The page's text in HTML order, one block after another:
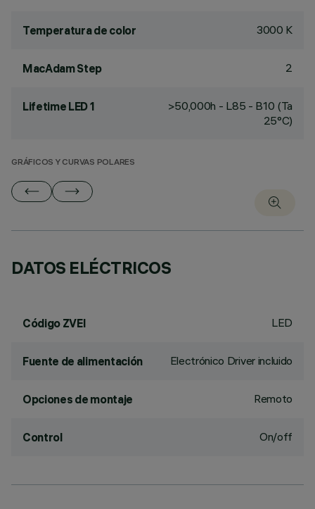
Temperatura de color 3000 K
MacAdam Step 2
Lifetime LED 1
>50,000h - L85 - B10 (Ta
25°C)
GRÁFICOS Y CURVAS POLARES
DATOS ELÉCTRICOS
Código ZVEI LED
Fuente de alimentación Electrónico Driver incluido
Opciones de montaje Remoto
Control On/off